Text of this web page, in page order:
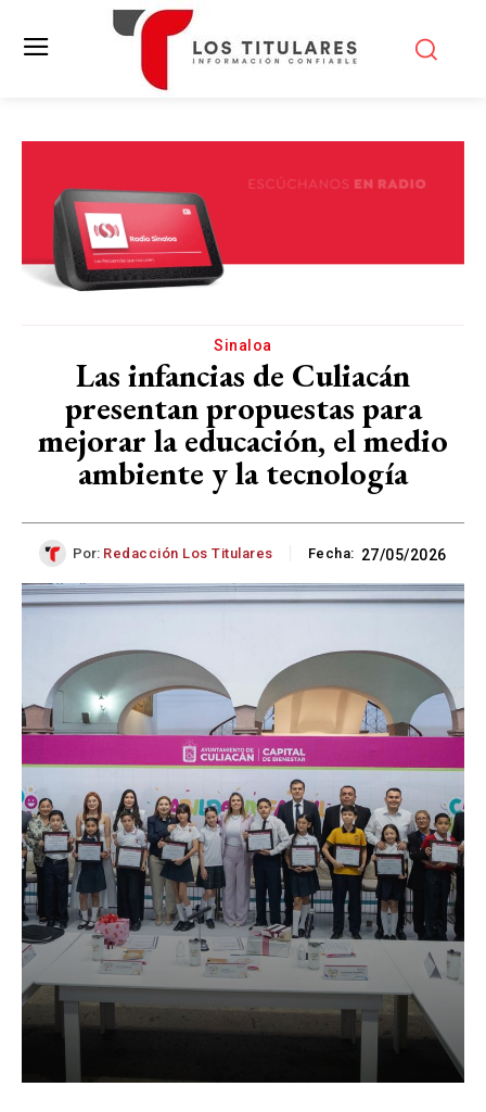
Sinaloa
Las infancias de Culiacán
presentan propuestas para
mejorar la educación, el medio
ambiente y la tecnología
Por: Redacción Los Titulares Fecha: 27/05/2026